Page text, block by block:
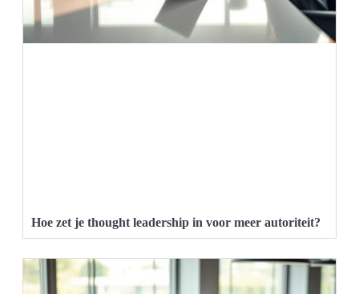
Hoe zet je thought leadership in voor meer autoriteit?